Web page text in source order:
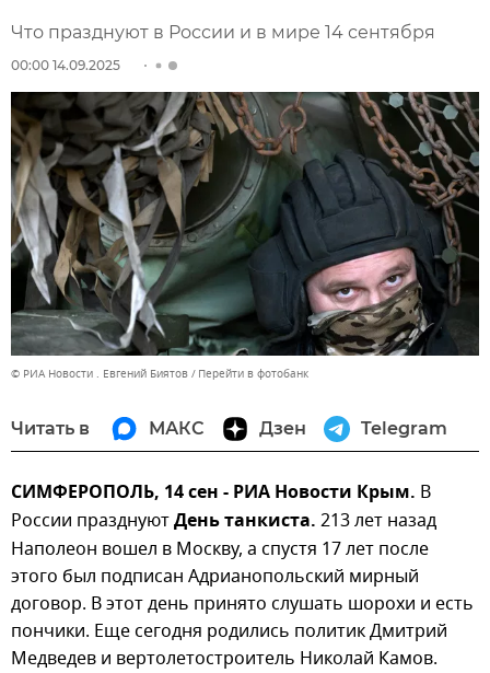
Что празднуют в России и в мире 14 сентября
00:00 14.09.2025
© РИА Новости . Евгений Биятов Перейти в фотобанк
Читать в МАКС Дзен Telegram
СИМФЕРОПОЛЬ, 14 сен - РИА Новости Крым. В
России празднуютДень танкиста. 213 лет назад
Наполеон вошел в Москву, а спустя 17 лет после
этого был подписан Адрианопольский мирный
договор. В этот день принято слушать шорохи и есть
пончики. Еще сегодня родились политик Дмитрий
Медведев и вертолетостроитель Николай Камов.